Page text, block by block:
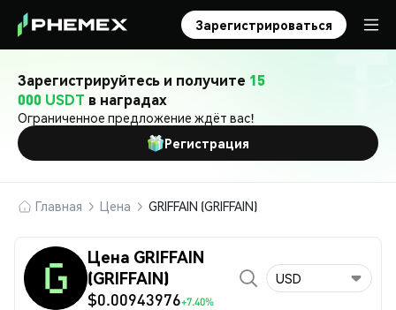
Зарегистрироваться
Зарегистрируйтесь и получите 15
000 USDT в наградах
Ограниченное предложение ждёт вас!
Регистрация
Главная Цена GRIFFAIN (GRIFFAIN)
Цена GRIFFAIN
(GRIFFAIN)
$0.00943976+7.40%
USD